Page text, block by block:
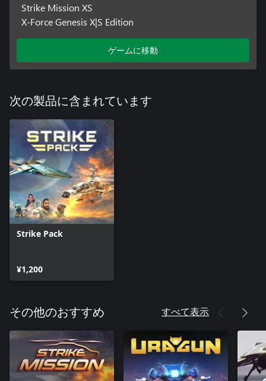
Strike Mission XS
X-Force Genesis X|S Edition
ゲームに移動
次の製品に含まれています
Strike Pack
¥1,200
その他のおすすめ すべて表示